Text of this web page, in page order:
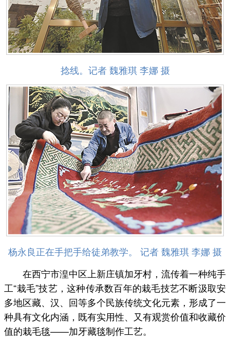
捻线。记者 魏雅琪 李娜 摄
杨永良正在手把手给徒弟教学。 记者 魏雅琪 李娜 摄
在西宁市湟中区上新庄镇加牙村，流传着一种纯手
工“栽毛”技艺，这种传承数百年的栽毛技艺不断汲取安
多地区藏、汉、回等多个民族传统文化元素，形成了一
种具有文化内涵，既有实用性、又有观赏价值和收藏价
值的栽毛毯——加牙藏毯制作工艺。